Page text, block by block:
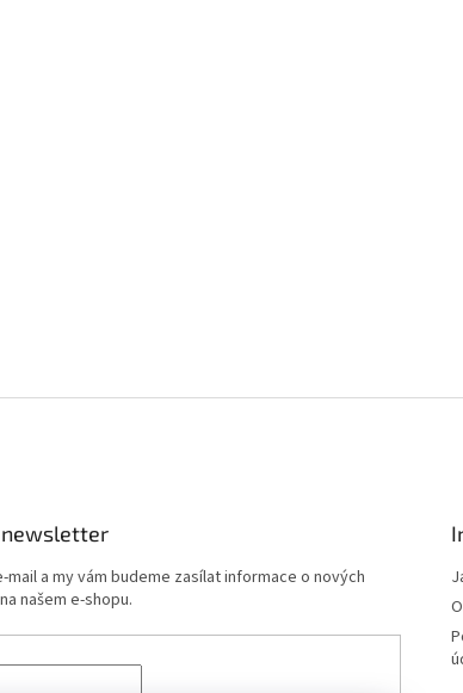
mail a my vám budeme zasílat informace o nových
našem e-shopu.